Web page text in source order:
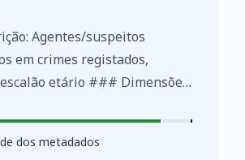
Agentes/suspeitos
em crimes registados,
### Dimensões:
(nível 3), escalão etário ###
de intervenientes
dos metadados